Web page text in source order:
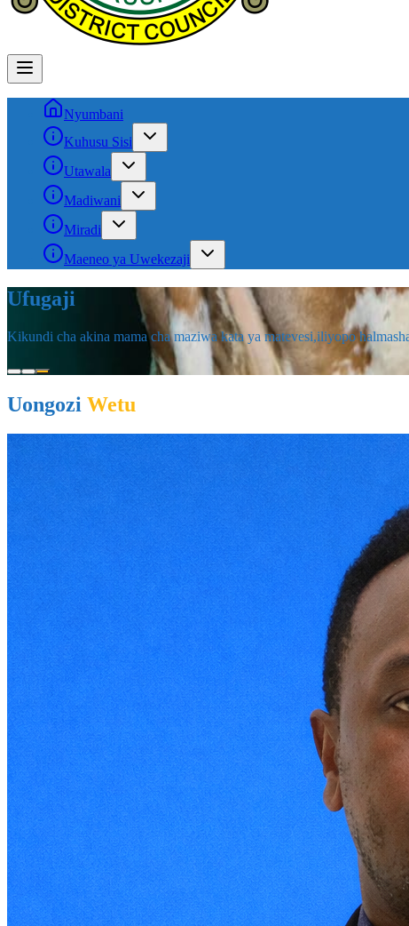
Nyumbani
Kuhusu Sisi
Utawala
Madiwani
Miradi
Maeneo ya Uwekezaji
Uongozi Wetu